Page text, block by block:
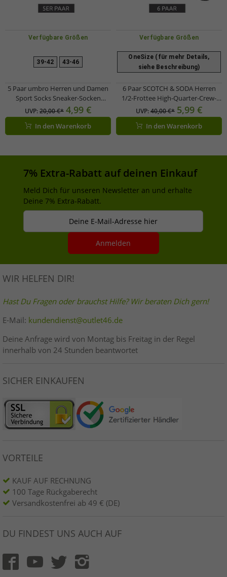
Verfügbare Größen
39-42 43-46
5 Paar umbro Herren und Damen
Sport Socks Sneaker-Socken
Strümpfe Oeko-Tex Standard 100
Schwarz
UVP:20,00 €* 4,99 €
In den Warenkorb
Verfügbare Größen
OneSize (für mehr Details,
siehe Beschreibung)
6 Paar SCOTCH & SODA Herren
1/2-Frottee High-Quarter-Crew-
Socken Amsterdam Alltags-
Strümpfe Größe 41-46 Business-
Socken SS43442-280 Beige,
Hellgrau, Taupe, Grau, Braun,
UVP:40,00 €* 5,99 €
In den Warenkorb
7% Extra-Rabatt auf deinen Einkauf
Meld Dich für unseren Newsletter an und erhalte
Deine 7% Extra-Rabatt.
Deine E-Mail-Adresse hier
Anmelden
WIR HELFEN DIR!
Hast Du Fragen oder brauchst Hilfe? Wir beraten Dich gern!
E-Mail: kundendienst@outlet46.de
Deine Anfrage wird von Montag bis Freitag in der Regel
innerhalb von 24 Stunden beantwortet
SICHER EINKAUFEN
VORTEILE
KAUF AUF RECHNUNG
100 Tage Rückgaberecht
Versandkostenfrei ab 49 € (DE)
DU FINDEST UNS AUCH AUF